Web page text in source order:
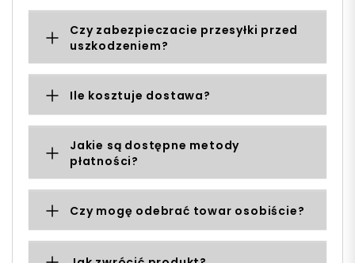
Czy zabezpieczacie przesyłki przed
uszkodzeniem?
Ile kosztuje dostawa?
Jakie są dostępne metody
płatności?
Czy mogę odebrać towar osobiście?